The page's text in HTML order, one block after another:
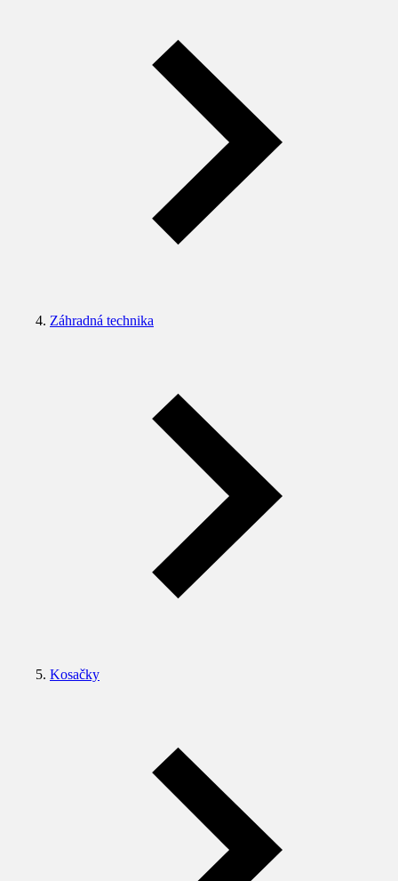
Záhradná technika
Kosačky